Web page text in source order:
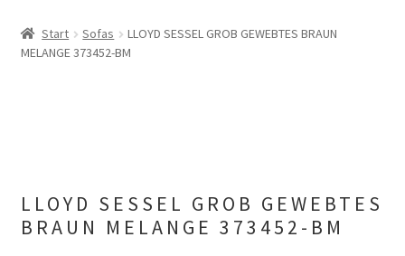
Alle Produkte
Summer Sale
Start Sofas
LLOYD SESSEL GROB GEWEBTES BRAUN
MELANGE 373452-BM
LLOYD SESSEL GROB GEWEBTES
BRAUN MELANGE 373452-BM